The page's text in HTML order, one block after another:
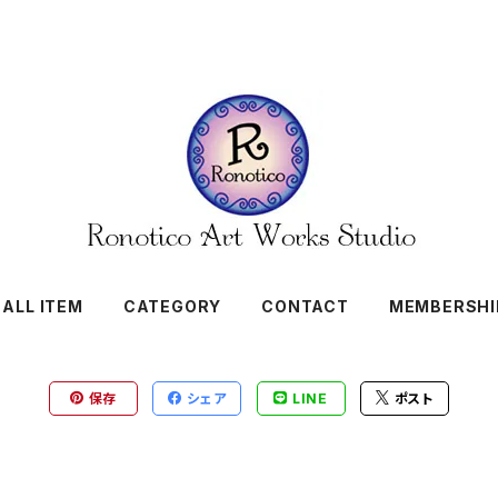
ALL ITEM CATEGORY CONTACT
保存 シェア LINE ポスト